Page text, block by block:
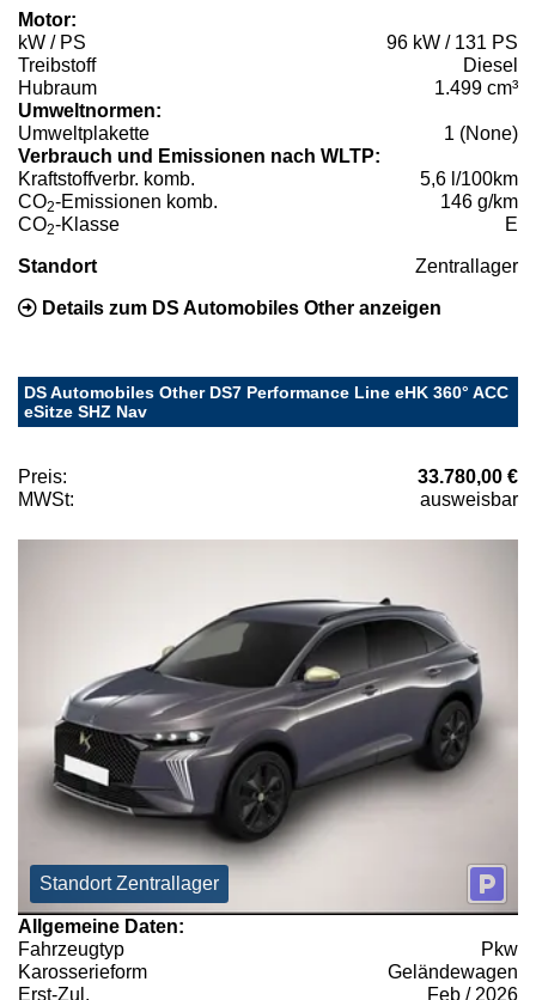
Motor:
kW / PS
96 kW / 131 PS
Treibstoff
Diesel
Hubraum
1.499 cm³
Umweltnormen:
Umweltplakette
1 (None)
Verbrauch und Emissionen nach WLTP:
Kraftstoffverbr. komb.
5,6 l/100km
CO2-Emissionen komb.
146 g/km
CO2-Klasse E
Standort Zentrallager
Details zum DS Automobiles Other anzeigen
DS Automobiles Other DS7 Performance Line eHK 360° ACC
eSitze SHZ Nav
Preis:
33.780,00 €
MWSt:
ausweisbar
Standort Zentrallager
Allgemeine Daten:
Fahrzeugtyp
Pkw
Karosserieform
Geländewagen
Erst-Zul.
Feb / 2026